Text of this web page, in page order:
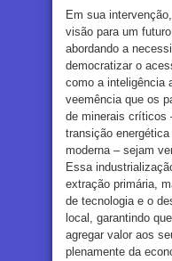
Em sua
visão para um
abordando a
democratizar o
como a inteligência
veemência que os
de minerais críticos
transição
moderna – sejam
Essa
extração primária,
de tecnologia e o
local, garantindo
agregar valor aos
plenamente da